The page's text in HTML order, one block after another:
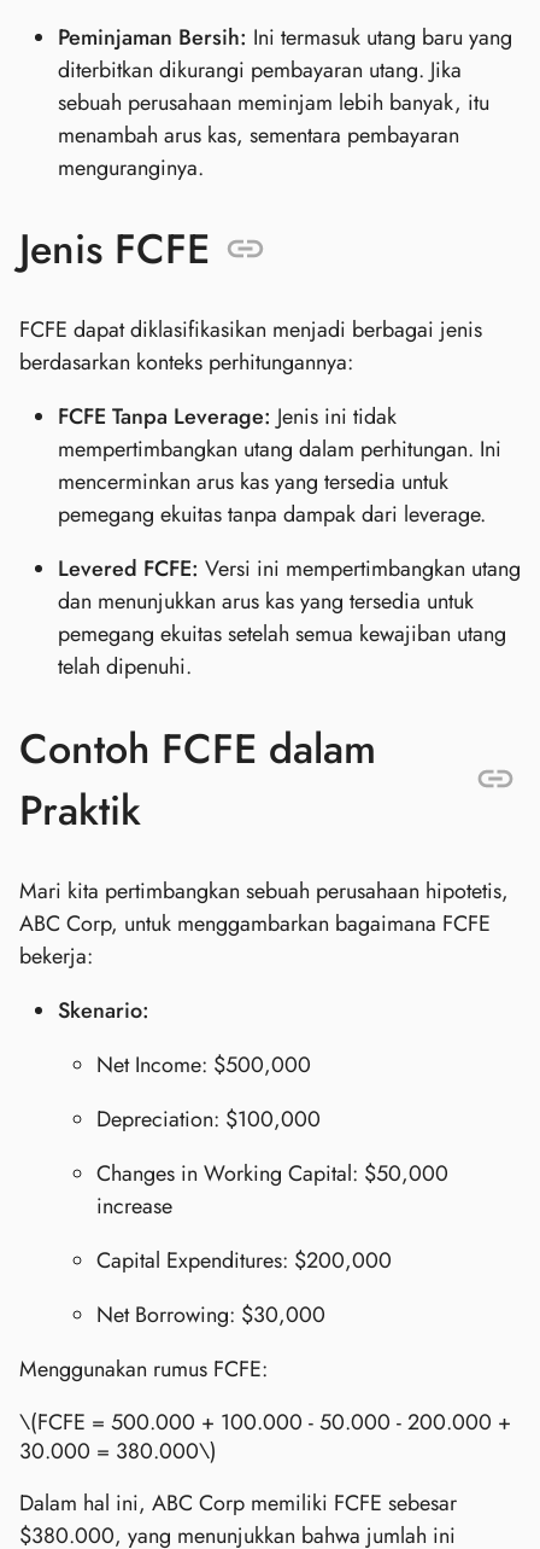
Peminjaman Bersih: Ini termasuk utang baru yang
diterbitkan dikurangi pembayaran utang. Jika
sebuah perusahaan meminjam lebih banyak, itu
menambah arus kas, sementara pembayaran
menguranginya.
Jenis FCFE
FCFE dapat diklasifikasikan menjadi berbagai jenis
berdasarkan konteks perhitungannya:
FCFE Tanpa Leverage: Jenis ini tidak
mempertimbangkan utang dalam perhitungan. Ini
mencerminkan arus kas yang tersedia untuk
pemegang ekuitas tanpa dampak dari leverage.
Levered FCFE: Versi ini mempertimbangkan utang
dan menunjukkan arus kas yang tersedia untuk
pemegang ekuitas setelah semua kewajiban utang
telah dipenuhi.
Contoh FCFE dalam
Praktik
Mari kita pertimbangkan sebuah perusahaan hipotetis,
ABC Corp, untuk menggambarkan bagaimana FCFE
bekerja:
Skenario:
Net Income: $500,000
Depreciation: $100,000
Changes in Working Capital: $50,000
increase
Capital Expenditures: $200,000
Net Borrowing: $30,000
Menggunakan rumus FCFE:
\(FCFE = 500.000 + 100.000 - 50.000 - 200.000 +
30.000 = 380.000\)
Dalam hal ini, ABC Corp memiliki FCFE sebesar
$380.000, yang menunjukkan bahwa jumlah ini